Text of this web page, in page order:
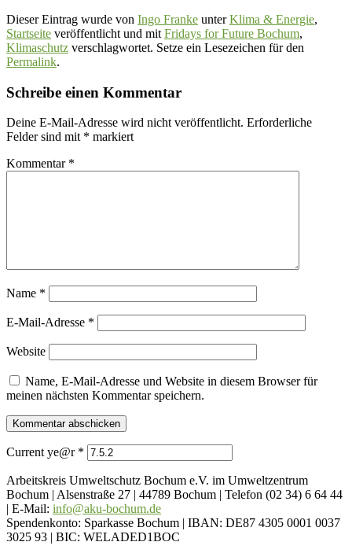
Dieser Eintrag wurde von Ingo Franke unterKlima & Energie,
Startseite veröffentlicht und mit Fridays for Future Bochum,
Klimaschutz verschlagwortet. Setze ein Lesezeichen für den
Permalink.
Schreibe einen Kommentar
Deine E-Mail-Adresse wird nicht veröffentlicht. Erforderliche
Felder sind mit * markiert
Kommentar *
Name *
E-Mail-Adresse *
Website
Name, E-Mail-Adresse und Website in diesem Browser für
meinen nächsten Kommentar speichern.
Current ye@r *
Arbeitskreis Umweltschutz Bochum e.V. im Umweltzentrum
Bochum | Alsenstraße 27 | 44789 Bochum | Telefon (02 34) 6 64 44
| E-Mail: info@aku-bochum.de
Spendenkonto: Sparkasse Bochum | IBAN: DE87 4305 0001 0037
3025 93 | BIC: WELADED1BOC